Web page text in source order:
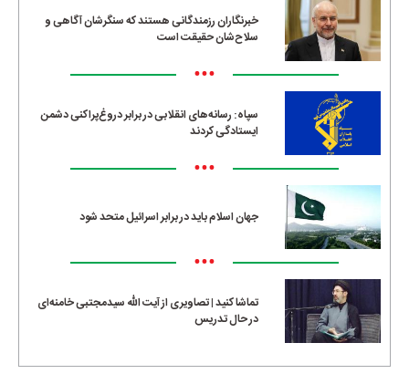
خبرنگاران رزمندگانی هستند که سنگرشان آگاهی و
سلاح‌شان حقیقت است
•••
سپاه: رسانه‌های انقلابی در برابر دروغ‌پراکنی دشمن
ایستادگی کردند
•••
جهان اسلام باید در برابر اسرائیل متحد شود
•••
تماشا کنید | تصاویری از آیت الله سیدمجتبی خامنه‌ای
در حال تدریس